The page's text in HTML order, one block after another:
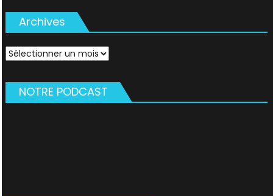
Archives
Archives
NOTRE PODCAST